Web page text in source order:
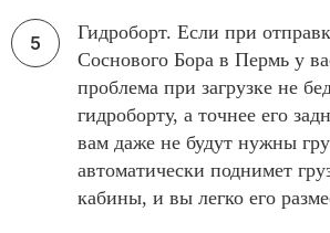
Гидроборт. Если при
Соснового Бора в Пермь у
проблема при загрузке не
гидроборту, а точнее его
вам даже не будут нужны
автоматически поднимет
кабины, и вы легко его